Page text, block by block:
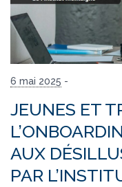
6 mai 2025 -
JEUNES ET
AUX
PAR